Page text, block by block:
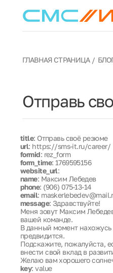
ГЛАВНАЯ СТРАНИЦА
Отправь
title: Отправь своё резюме
url: https://sms-it.ru/career/
formid: rez_form
form_time: 1769595156
website_url:
name: Максим Лебедев
phone: (906) 075-13-14
email:
message: Здравствуйте!
Меня зовут Максим
вашей команде.
В данный момент нахожусь
предвидится.
Подскажите, пожалуйста,
внести свой вклад в
Желаю вам хорошего
key: value